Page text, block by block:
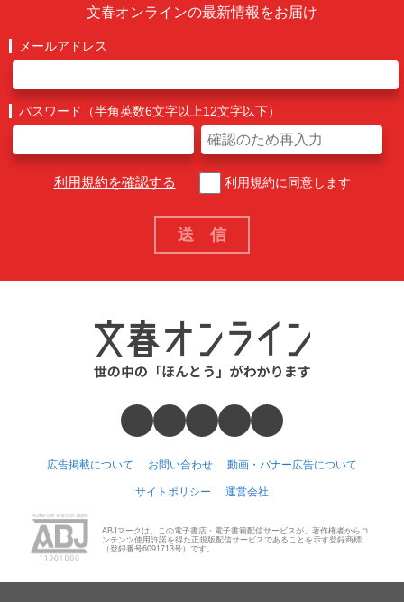
文春オンラインの最新情報をお届け
メールアドレス
パスワード（半角英数6文字以上12文字以下）
利用規約を確認する 利用規約に同意します
広告掲載について お問い合わせ 動画・バナー広告について
サイトポリシー 運営会社
ABJマークは、この電子書店・電子書籍配信サービスが、著作権者からコ
ンテンツ使用許諾を得た正規版配信サービスであることを示す登録商標
（登録番号6091713号）です。